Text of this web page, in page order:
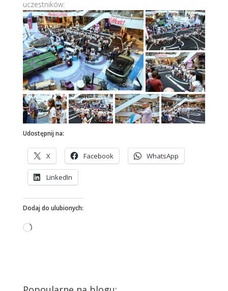
uczestników:
Udostępnij na:
X Facebook WhatsApp
LinkedIn
Dodaj do ulubionych:
Wczytywanie…